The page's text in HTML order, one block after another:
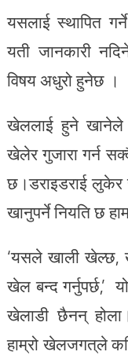
यसलाई स्थापित
यती जानकारी
विषय अधुरो हुनेछ ।
खेललाई हुने खानेले
खेलेर गुजारा गर्न
छ।डराइडराई लुकेर
खानुपर्ने नियति छ
‘यसले खाली खेल्छ,
खेल बन्द गर्नुपर्छ,’
खेलाडी छैनन्
हाम्रो खेलजगत्‌ले